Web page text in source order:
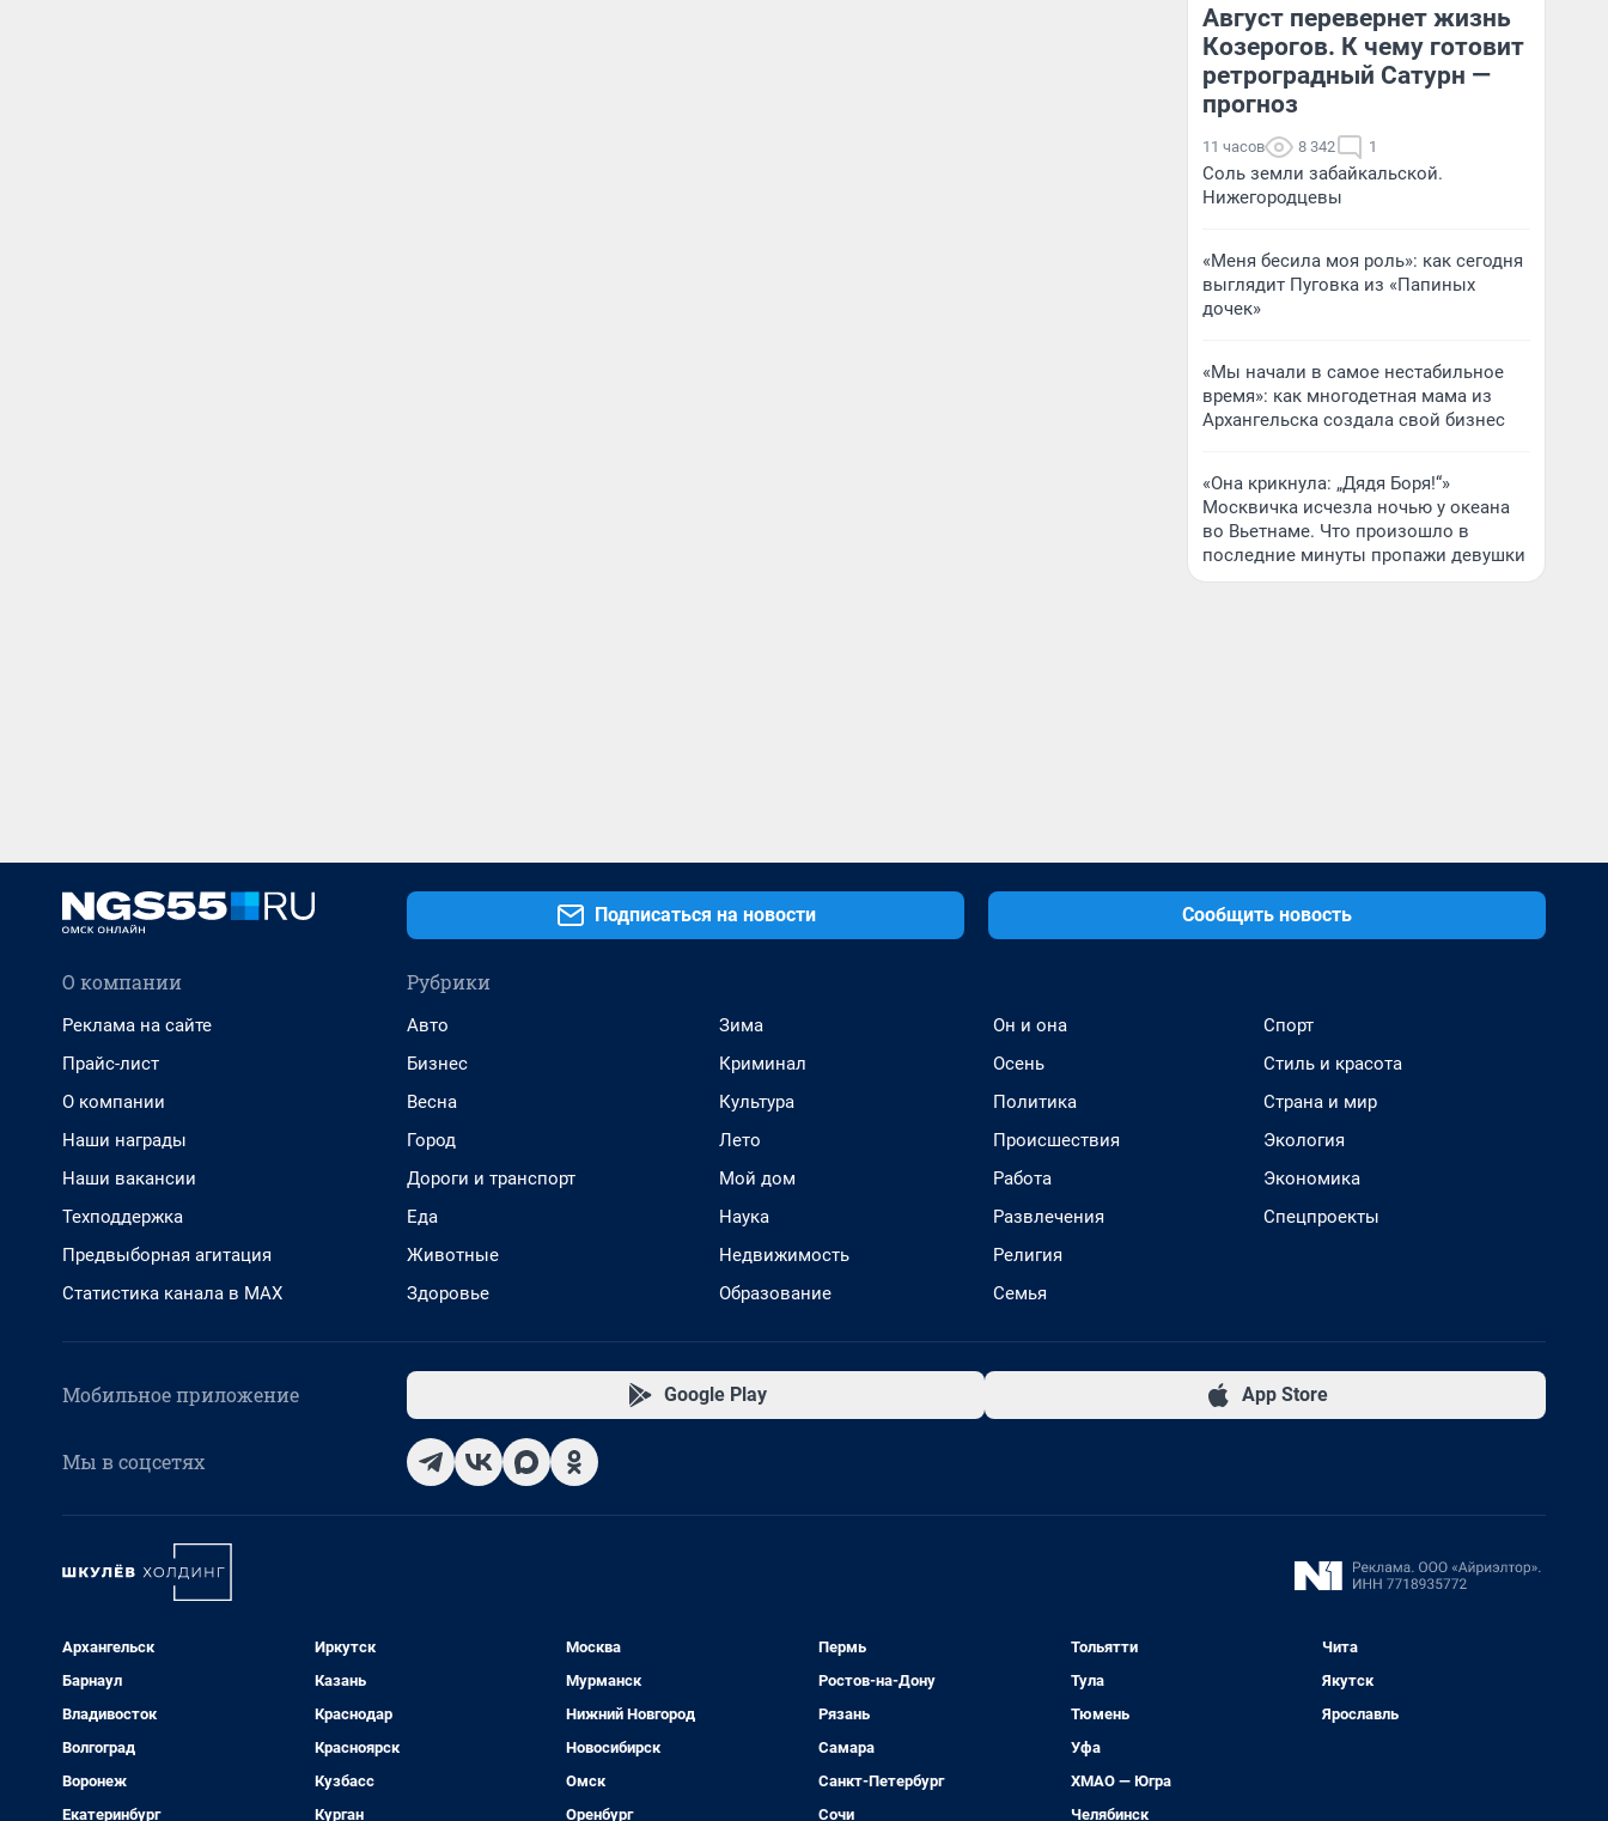
бизнесе
Август перевернет жизнь
Козерогов. К чему готовит
ретроградный Сатурн —
прогноз
11 часов 8 342 1
Соль земли забайкальской.
Нижегородцевы
«Меня бесила моя роль»: как сегодня
выглядит Пуговка из «Папиных
дочек»
«Мы начали в самое нестабильное
время»: как многодетная мама из
Архангельска создала свой бизнес
«Она крикнула: „Дядя Боря!“»
Москвичка исчезла ночью у океана
во Вьетнаме. Что произошло в
последние минуты пропажи девушки
Подписаться на новости Сообщить новость
О компании
Реклама на сайте
Прайс-лист
О компании
Наши награды
Наши вакансии
Техподдержка
Предвыборная агитация
Статистика канала в MAX
Рубрики
Авто
Бизнес
Весна
Город
Дороги и транспорт
Еда
Животные
Здоровье
Зима
Криминал
Культура
Лето
Мой дом
Наука
Недвижимость
Образование
Он и она
Осень
Политика
Происшествия
Работа
Развлечения
Религия
Семья
Спорт
Стиль и красота
Страна и мир
Экология
Экономика
Спецпроекты
Мобильное приложение Google Play App Store
Мы в соцсетях
Архангельск
Барнаул
Владивосток
Волгоград
Воронеж
Екатеринбург
Иркутск
Казань
Краснодар
Красноярск
Кузбасс
Курган
Москва
Мурманск
Нижний Новгород
Новосибирск
Омск
Оренбург
Пермь
Ростов-на-Дону
Рязань
Самара
Санкт-Петербург
Сочи
Тольятти
Тула
Тюмень
Уфа
ХМАО — Югра
Челябинск
Чита
Якутск
Ярославль